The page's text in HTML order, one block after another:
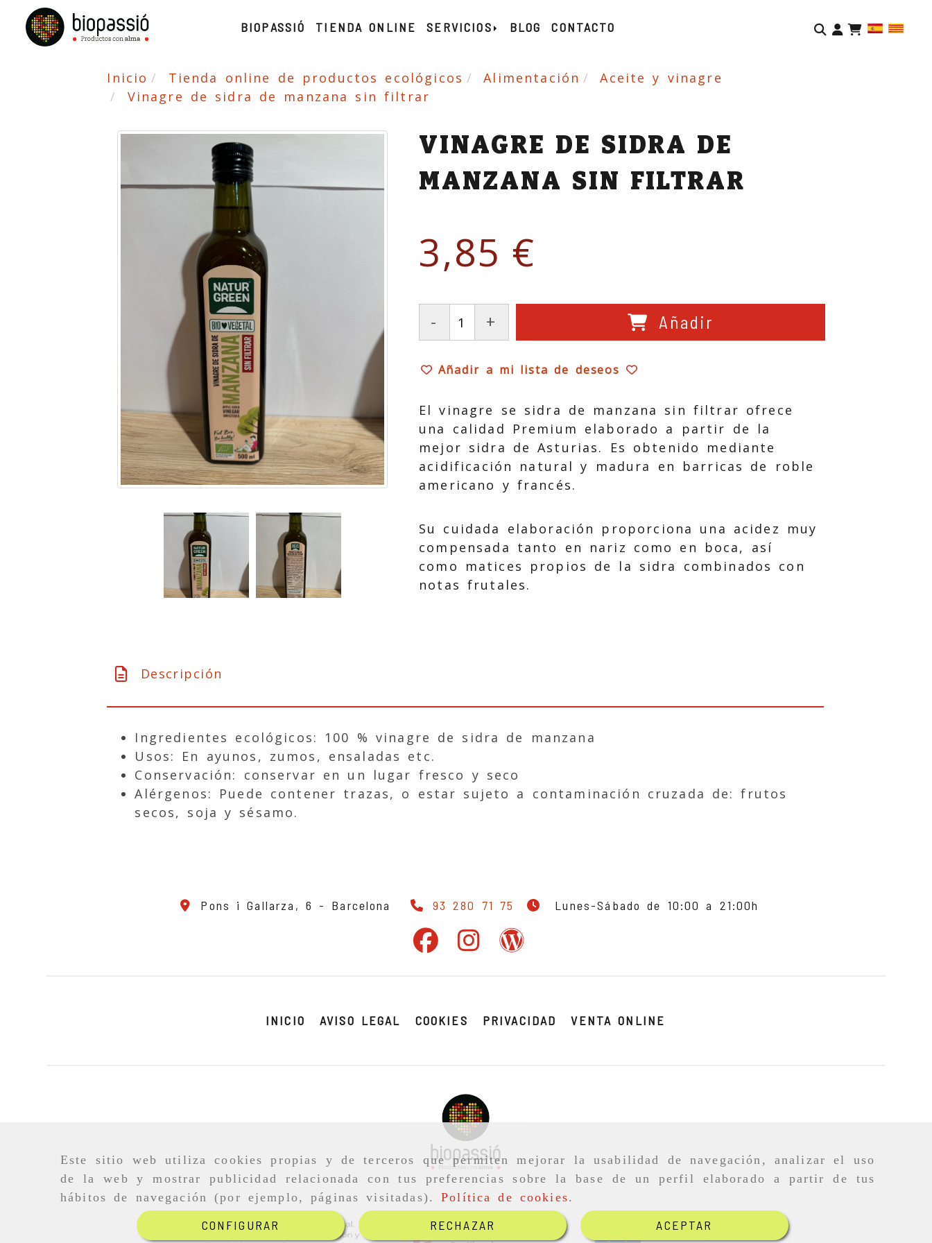
Este sitio web utiliza cookies propias y de terceros que permiten mejorar la usabilidad de navegación, analizar el uso
de la web y mostrar publicidad relacionada con tus preferencias sobre la base de un perfil elaborado a partir de tus
hábitos de navegación (por ejemplo, páginas visitadas).Política de cookies.
CONFIGURAR RECHAZAR ACEPTAR
BIOPASSIÓ TIENDA ONLINE SERVICIOS BLOG CONTACTO
Inicio Tienda online de productos ecológicos Alimentación
Aceite y vinagre
Vinagre de sidra de manzana sin filtrar
VINAGRE DE SIDRA DE
MANZANA SIN FILTRAR
3,85 €
- + Añadir
Añadir a mi lista de deseos
El vinagre se sidra de manzana sin filtrar ofrece
una calidad Premium elaborado a partir de la
mejor sidra de Asturias. Es obtenido mediante
acidificación natural y madura en barricas de roble
americano y francés.
Su cuidada elaboración proporciona una acidez muy
compensada tanto en nariz como en boca, así
como matices propios de la sidra combinados con
notas frutales.
Descripción
Ingredientes ecológicos: 100 % vinagre de sidra de manzana
Usos: En ayunos, zumos, ensaladas etc.
Conservación: conservar en un lugar fresco y seco
Alérgenos: Puede contener trazas, o estar sujeto a contaminación cruzada de: frutos
secos, soja y sésamo.
Pons i Gallarza, 6 - Barcelona 93 280 71 75 Lunes-Sábado de 10:00 a 21:00h
INICIO AVISO LEGAL COOKIES PRIVACIDAD VENTA ONLINE